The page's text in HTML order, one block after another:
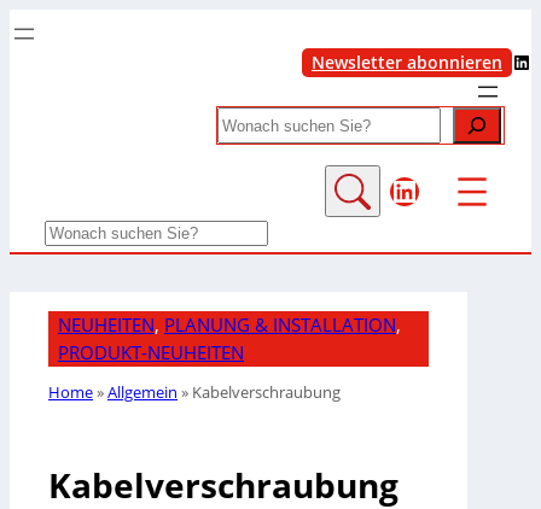
Newsletter abonnieren LinkedIn
Search
LinkedIn
Search
NEUHEITEN, PLANUNG & INSTALLATION
PRODUKT-NEUHEITEN
Home»Allgemein » Kabelverschraubung
Kabelverschraubung